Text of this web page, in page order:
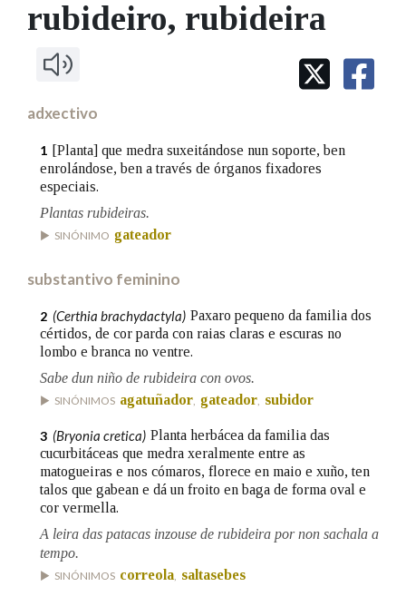
IDENTIDADE CORPORATIVA
MARCIAL DEL ADALID
CASA-MUSEO EMILIA PARDO
FIGURAS HOMENAXEADAS
Facebook
TwitterYoutubeInstagram
Bluesky
BUSCAR NOS LEMAS
Comeza por
Contén
BUSCAR NO CONTIDO
Nas definicións
Nos exemplos
Na fraseoloxía
OUTRAS OPCIÓNS DE BUSCA
Marcas gramaticais
rubideiro, rubideira
adxectivo
1 [Planta] que medra suxeitándose nun soporte, ben
enrolándose, ben a través de órganos fixadores
especiais.
Plantas rubideiras.
SINÓNIMO gateador
substantivo feminino
2 (Certhia brachydactyla) Paxaro pequeno da familia dos
cértidos, de cor parda con raias claras e escuras no
lombo e branca no ventre.
Sabe dun niño de rubideira con ovos.
SINÓNIMOS agatuñador, gateador, subidor
3 (Bryonia cretica) Planta herbácea da familia das
cucurbitáceas que medra xeralmente entre as
matogueiras e nos cómaros, florece en maio e xuño, ten
talos que gabean e dá un froito en baga de forma oval e
cor vermella.
A leira das patacas inzouse de rubideira por non sachala a
tempo.
SINÓNIMOS correola, saltasebes